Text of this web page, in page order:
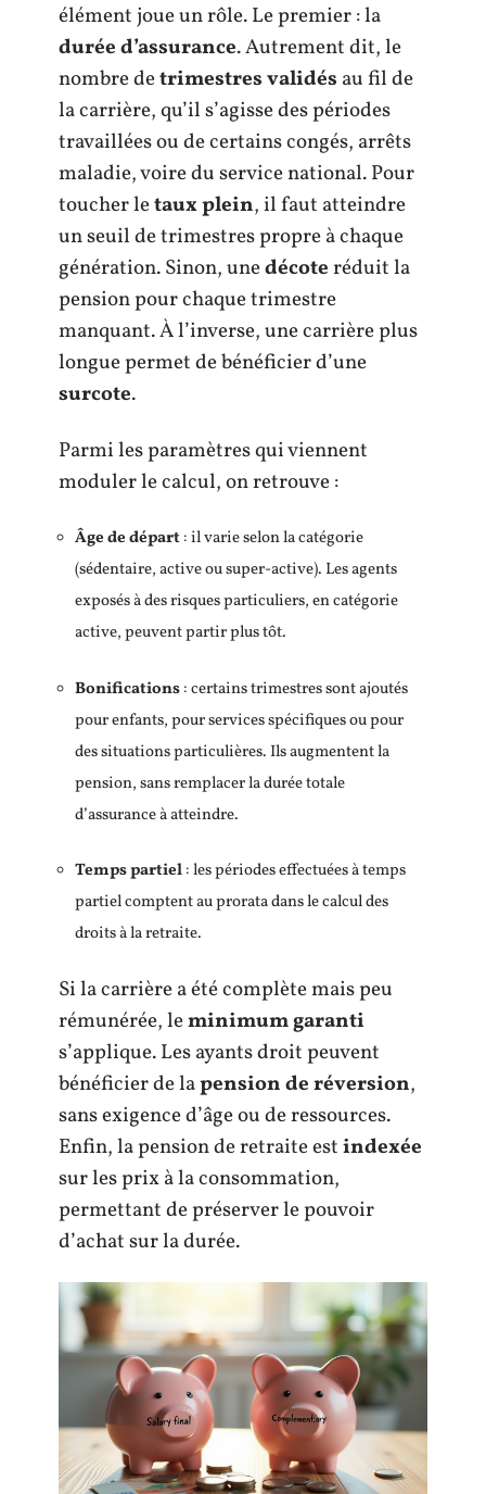
élément joue un rôle. Le premier : la
durée d’assurance. Autrement dit, le
nombre detrimestres validés au fil de
la carrière, qu’il s’agisse des périodes
travaillées ou de certains congés, arrêts
maladie, voire du service national. Pour
toucher letaux plein, il faut atteindre
un seuil de trimestres propre à chaque
génération. Sinon, unedécoteréduit la
pension pour chaque trimestre
manquant. À l’inverse, une carrière plus
longue permet de bénéficier d’une
surcote.
Parmi les paramètres qui viennent
moduler le calcul, on retrouve :
Âge de départ: il varie selon la catégorie
(sédentaire, active ou super-active). Les agents
exposés à des risques particuliers, en catégorie
active, peuvent partir plus tôt.
Bonifications: certains trimestres sont ajoutés
pour enfants, pour services spécifiques ou pour
des situations particulières. Ils augmentent la
pension, sans remplacer la durée totale
d’assurance à atteindre.
Temps partiel: les périodes effectuées à temps
partiel comptent au prorata dans le calcul des
droits à la retraite.
Si la carrière a été complète mais peu
rémunérée, leminimum garanti
s’applique. Les ayants droit peuvent
bénéficier de lapension de réversion,
sans exigence d’âge ou de ressources.
Enfin, la pension de retraite estindexée
sur les prix à la consommation,
permettant de préserver le pouvoir
d’achat sur la durée.